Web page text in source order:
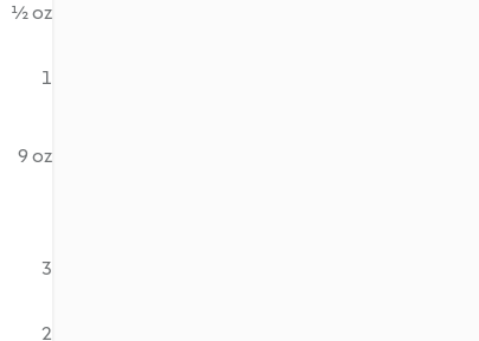
½ oz
1
9 oz
3
2